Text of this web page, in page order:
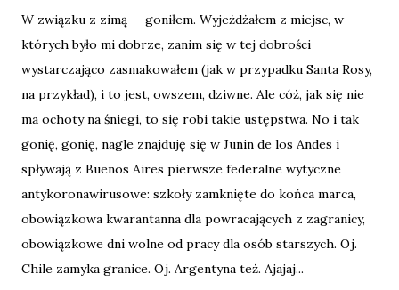
W związku z zimą — goniłem. Wyjeżdżałem z miejsc, w
których było mi dobrze, zanim się w tej dobrości
wystarczająco zasmakowałem (jak w przypadku Santa Rosy,
na przykład), i to jest, owszem, dziwne. Ale cóż, jak się nie
ma ochoty na śniegi, to się robi takie ustępstwa. No i tak
gonię, gonię, nagle znajduję się w Junin de los Andes i
spływają z Buenos Aires pierwsze federalne wytyczne
antykoronawirusowe: szkoły zamknięte do końca marca,
obowiązkowa kwarantanna dla powracających z zagranicy,
obowiązkowe dni wolne od pracy dla osób starszych. Oj.
Chile zamyka granice. Oj. Argentyna też. Ajajaj...